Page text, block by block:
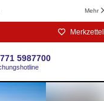
Mehr
Merkzettel
5987700